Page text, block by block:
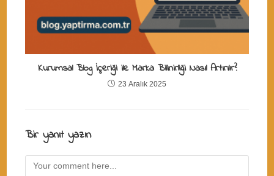
Kurumsal Blog İçeriği ile Marka Bilinirliği Nasıl Artırılır?
23 Aralık 2025
Bir yanıt yazın
Comment